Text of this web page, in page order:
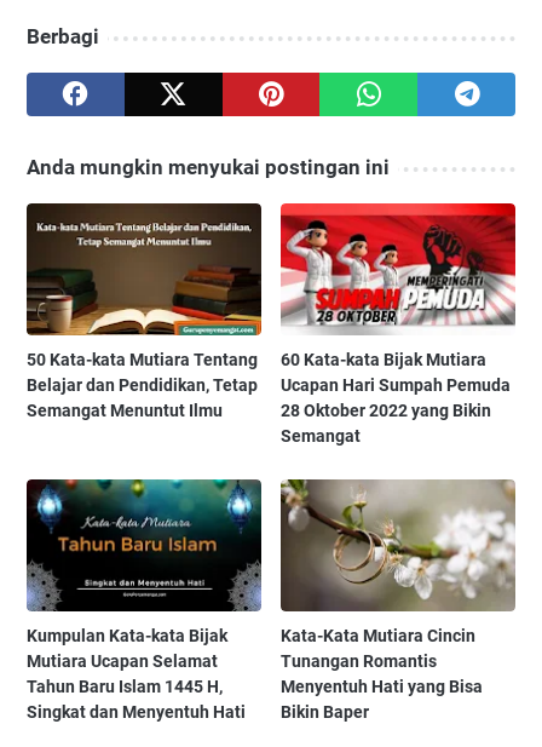
Berbagi
Anda mungkin menyukai postingan ini
50 Kata-kata Mutiara Tentang
Belajar dan Pendidikan, Tetap
Semangat Menuntut Ilmu
60 Kata-kata Bijak Mutiara
Ucapan Hari Sumpah Pemuda
28 Oktober 2022 yang Bikin
Semangat
Kumpulan Kata-kata Bijak
Mutiara Ucapan Selamat
Tahun Baru Islam 1445 H,
Singkat dan Menyentuh Hati
Kata-Kata Mutiara Cincin
Tunangan Romantis
Menyentuh Hati yang Bisa
Bikin Baper